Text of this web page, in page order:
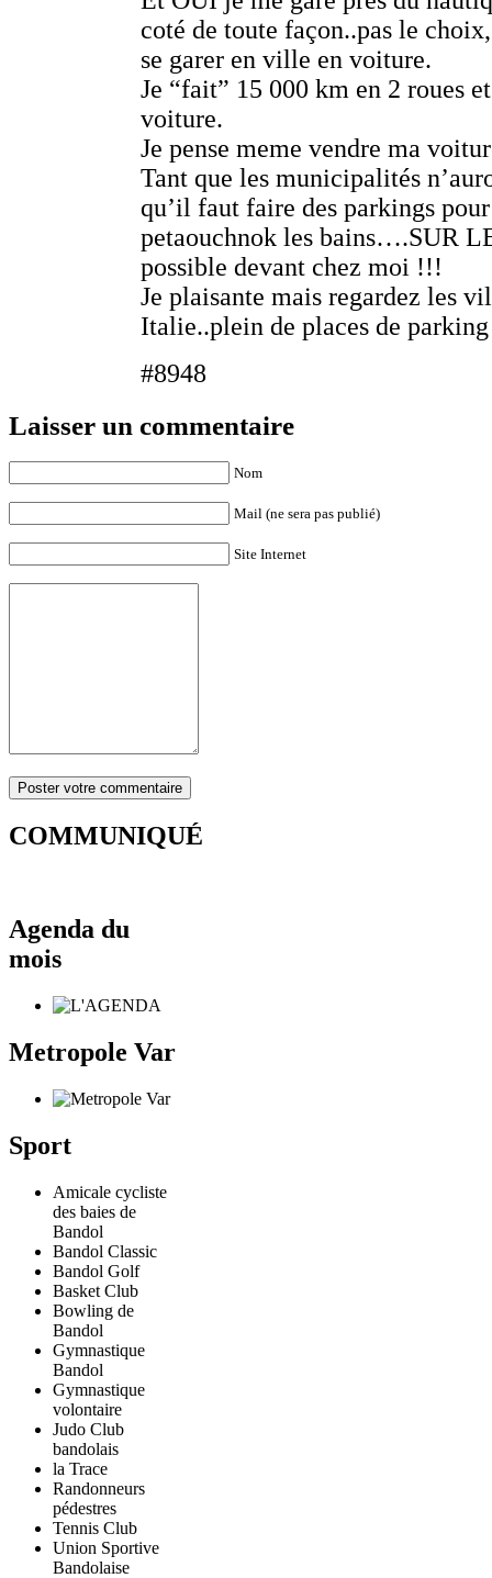
coté de toute façon..pas le
se garer en ville en voiture.
Je “fait” 15 000 km en 2 roues
voiture.
Je pense meme vendre ma
Tant que les municipalités
qu’il faut faire des parkings
petaouchnok les bains….SUR
possible devant chez moi !!!
Je plaisante mais regardez les
Italie..plein de places de
#8948
Laisser un commentaire
Nom
Mail (ne sera pas publié)
Site Internet
COMMUNIQUÉ
Agenda du
mois
Metropole Var
Sport
Amicale cycliste
des baies de
Bandol
Bandol Classic
Bandol Golf
Basket Club
Bowling de
Bandol
Gymnastique
Bandol
Gymnastique
volontaire
Judo Club
bandolais
la Trace
Randonneurs
pédestres
Tennis Club
Union Sportive
Bandolaise